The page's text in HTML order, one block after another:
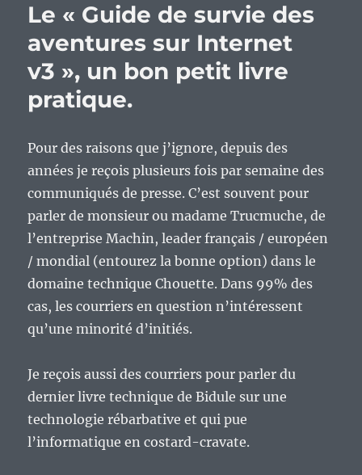
pour
lancer
dans
le
Le « Guide de survie des
aventures sur Internet
v3 », un bon petit livre
pratique.
Pour des raisons que j’ignore, depuis des
années je reçois plusieurs fois par semaine des
communiqués de presse. C’est souvent pour
parler de monsieur ou madame Trucmuche, de
l’entreprise Machin, leader français / européen
/ mondial (entourez la bonne option) dans le
domaine technique Chouette. Dans 99% des
cas, les courriers en question n’intéressent
qu’une minorité d’initiés.
Je reçois aussi des courriers pour parler du
dernier livre technique de Bidule sur une
technologie rébarbative et qui pue
l’informatique en costard-cravate.